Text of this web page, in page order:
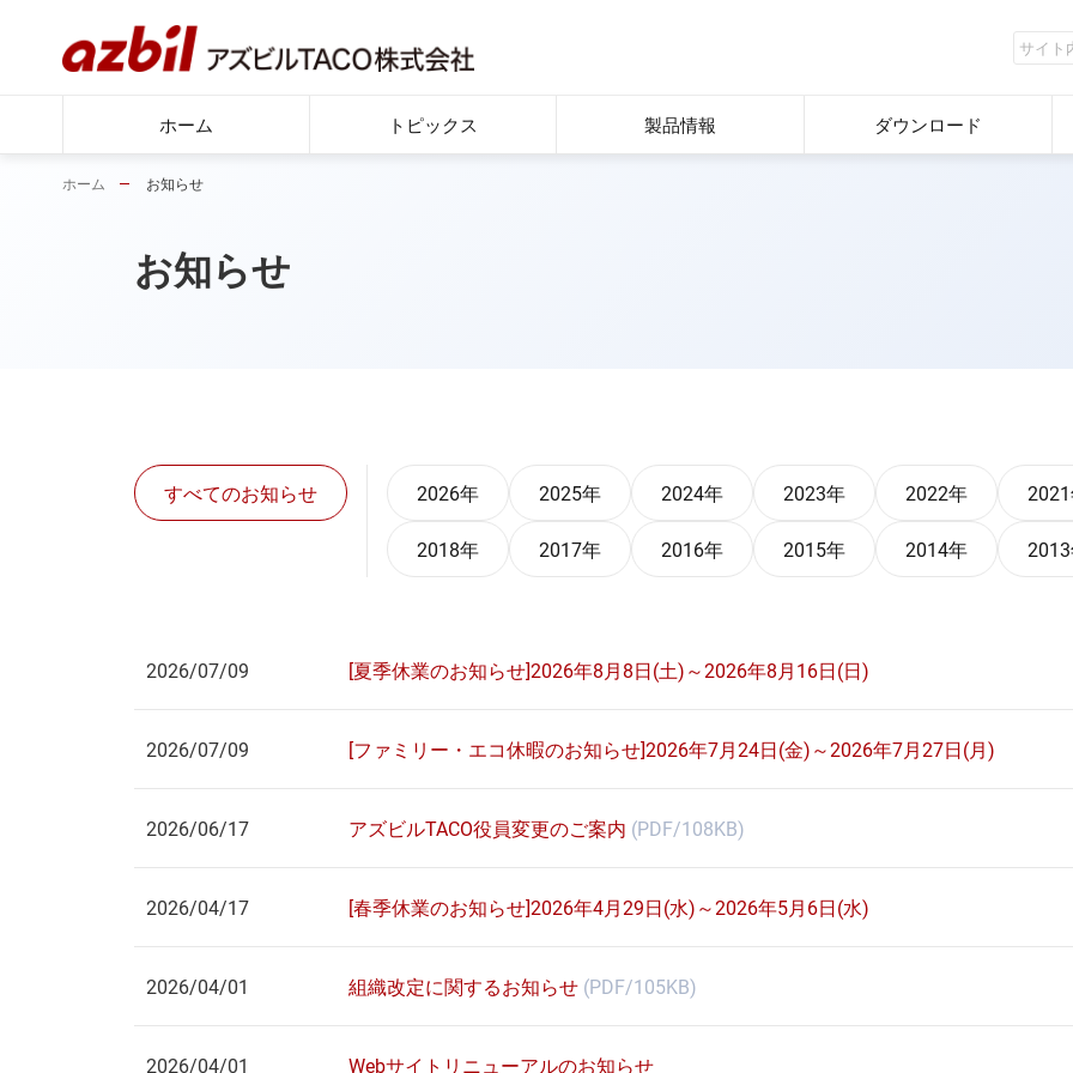
ホーム トピックス 製品情報 ダウンロード
ホーム お知らせ
お知らせ
すべてのお知らせ 2026年 2025年 2024年 2023年 2022年
2018年 2017年 2016年 2015年 2014年
2026/07/09 [夏季休業のお知らせ]2026年8月8日(土)～2026年8月16日(日)
2026/07/09 [ファミリー・エコ休暇のお知らせ]2026年7月24日(金)～2026年7月27日(月)
2026/06/17 アズビルTACO役員変更のご案内 (PDF/108KB)
2026/04/17 [春季休業のお知らせ]2026年4月29日(水)～2026年5月6日(水)
2026/04/01 組織改定に関するお知らせ (PDF/105KB)
2026/04/01 Webサイトリニューアルのお知らせ